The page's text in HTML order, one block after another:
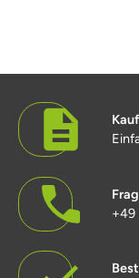
+49